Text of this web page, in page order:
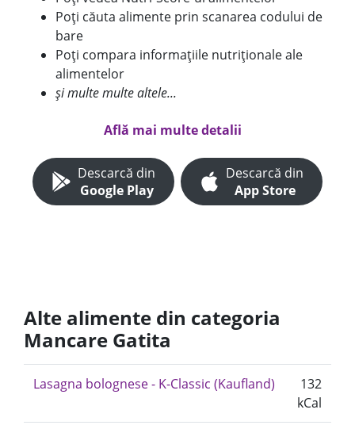
Poți căuta alimente prin scanarea codului de
bare
Poți compara informațiile nutriționale ale
alimentelor
și multe multe altele...
Află mai multe detalii
Descarcă din
Google Play
Descarcă din
App Store
Alte alimente din categoria
Mancare Gatita
Lasagna bolognese - K-Classic (Kaufland)
132
kCal